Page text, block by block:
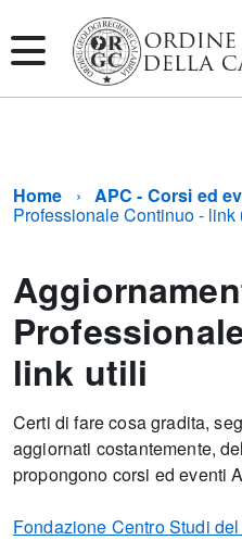
Home APC - Corsi ed
Professionale Continuo - link
link utili
Certi di fare cosa gradita,
aggiornati costantemente,
propongono corsi ed eventi
Fondazione Centro Studi